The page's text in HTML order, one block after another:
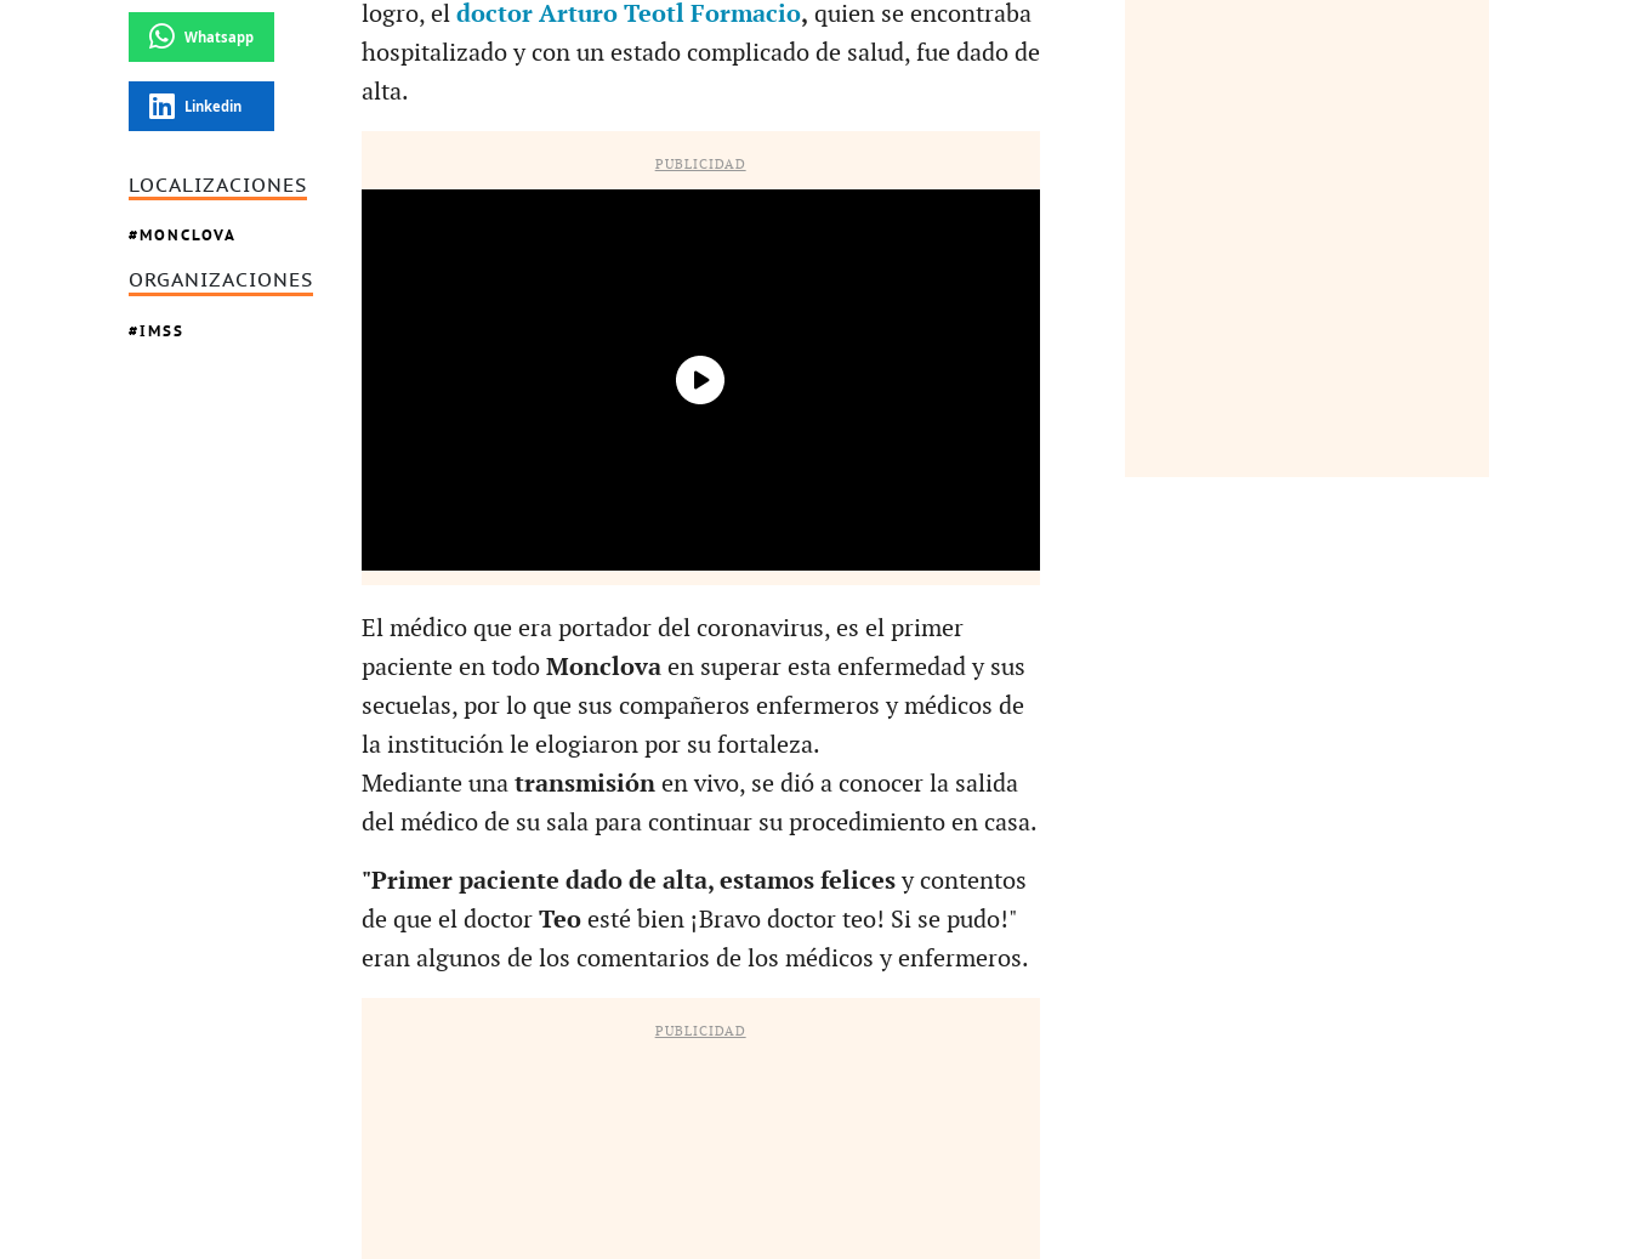
Whatsapp
Linkedin
LOCALIZACIONES
MONCLOVA
ORGANIZACIONES
IMSS
logro, el doctor Arturo Teotl Formacio, quien se encontraba
hospitalizado y con un estado complicado de salud, fue dado de
alta.
PUBLICIDAD
El médico que era portador del coronavirus, es el primer
paciente en todo Monclova en superar esta enfermedad y sus
secuelas, por lo que sus compañeros enfermeros y médicos de
la institución le elogiaron por su fortaleza.
Mediante una transmisión en vivo, se dió a conocer la salida
del médico de su sala para continuar su procedimiento en casa.
"Primer paciente dado de alta, estamos felicesy contentos
de que el doctor Teo esté bien ¡Bravo doctor teo! Si se pudo!"
eran algunos de los comentarios de los médicos y enfermeros.
PUBLICIDAD